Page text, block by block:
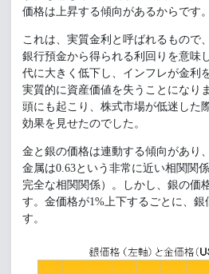
価格は上昇する傾向があるからです。
これは、実質金利と呼ばれるもので
銀行預金から得られる利回りを意味
代に大きく低下し、インフレが金利
実質的に資産価値を失うことになり
頭にも起こり、株式市場が低迷した
効果を見せたのでした。
金と銀の価格は連動する傾向があり
金属は0.63という非常に近い相関関
完全な相関関係）。しかし、銀の価
す。金価格が1%上下するごとに、銀
す。